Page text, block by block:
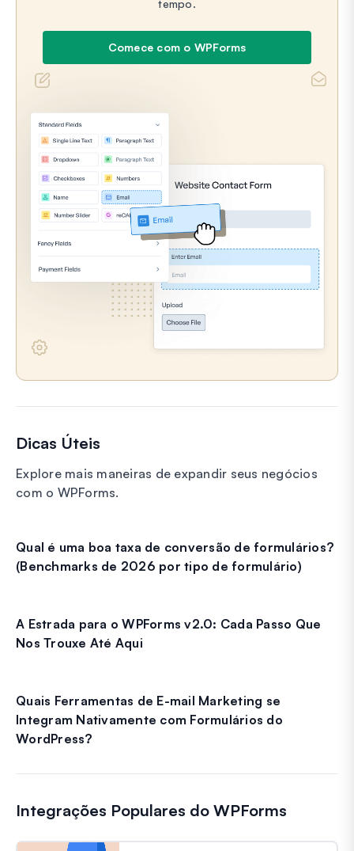
tempo.
Comece com o WPForms
Dicas Úteis
Explore mais maneiras de expandir seus negócios
com o WPForms.
Qual é uma boa taxa de conversão de formulários?
(Benchmarks de 2026 por tipo de formulário)
A Estrada para o WPForms v2.0: Cada Passo Que
Nos Trouxe Até Aqui
Quais Ferramentas de E-mail Marketing se
Integram Nativamente com Formulários do
WordPress?
Integrações Populares do WPForms